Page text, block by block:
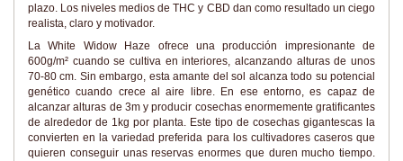
plazo. Los niveles medios de THC y CBD dan como resultado un ciego
realista, claro y motivador.
La White Widow Haze ofrece una producción impresionante de
600g/m² cuando se cultiva en interiores, alcanzando alturas de unos
70-80 cm. Sin embargo, esta amante del sol alcanza todo su potencial
genético cuando crece al aire libre. En ese entorno, es capaz de
alcanzar alturas de 3m y producir cosechas enormemente gratificantes
de alrededor de 1kg por planta. Este tipo de cosechas gigantescas la
convierten en la variedad preferida para los cultivadores caseros que
quieren conseguir unas reservas enormes que duren mucho tiempo.